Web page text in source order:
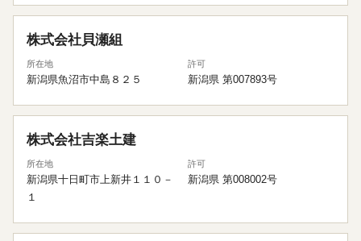
株式会社貝瀬組
所在地
新潟県魚沼市中島８２５
許可
新潟県 第007893号
株式会社吉楽土建
所在地
新潟県十日町市上新井１１０－
１
許可
新潟県 第008002号